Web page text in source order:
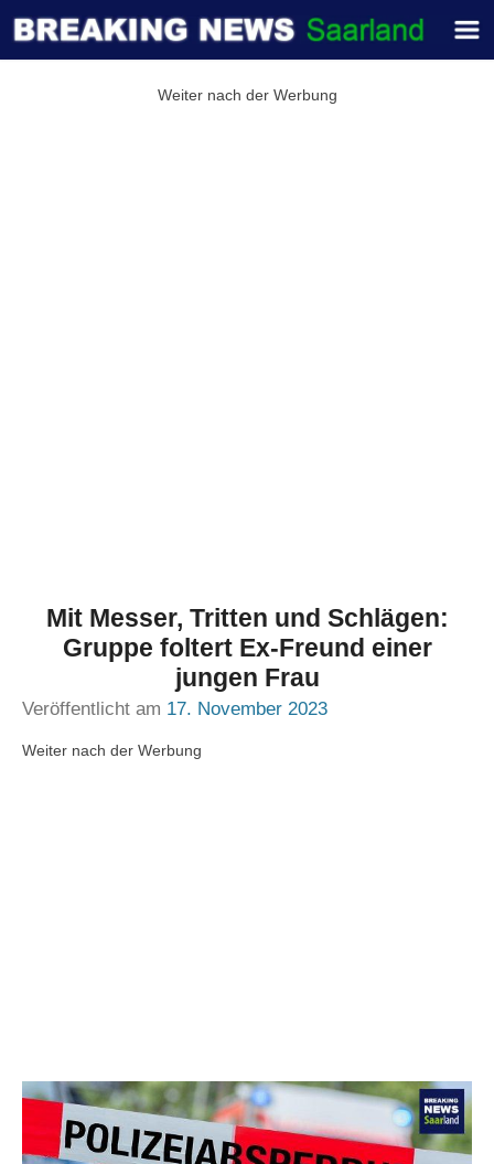
Weiter nach der Werbung
Mit Messer, Tritten und Schlägen:
Gruppe foltert Ex-Freund einer
jungen Frau
Veröffentlicht am 17. November 2023
Weiter nach der Werbung